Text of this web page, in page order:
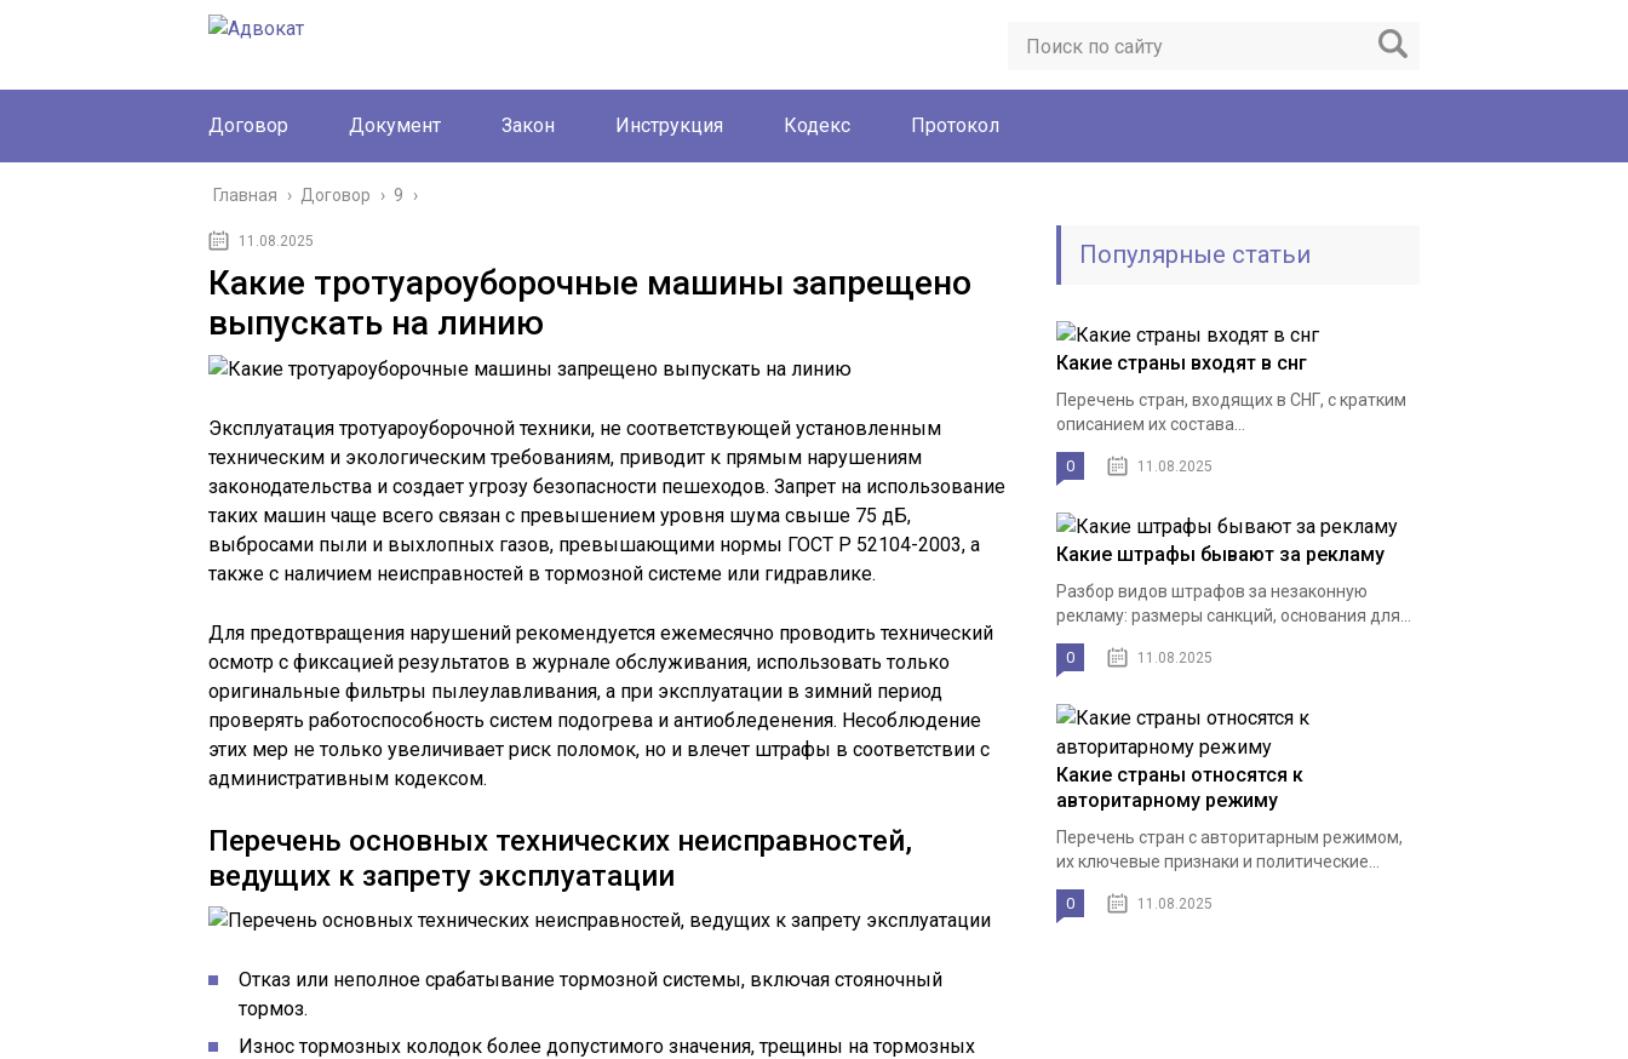
Договор Документ Закон Инструкция Кодекс Протокол
Главная › Договор › 9 ›
11.08.2025
Какие тротуароуборочные машины запрещено
выпускать на линию
Эксплуатация тротуароуборочной техники, не соответствующей установленным
техническим и экологическим требованиям, приводит к прямым нарушениям
законодательства и создает угрозу безопасности пешеходов. Запрет на использование
таких машин чаще всего связан с превышением уровня шума свыше 75 дБ,
выбросами пыли и выхлопных газов, превышающими нормы ГОСТ Р 52104-2003, а
также с наличием неисправностей в тормозной системе или гидравлике.
Для предотвращения нарушений рекомендуется ежемесячно проводить технический
осмотр с фиксацией результатов в журнале обслуживания, использовать только
оригинальные фильтры пылеулавливания, а при эксплуатации в зимний период
проверять работоспособность систем подогрева и антиобледенения. Несоблюдение
этих мер не только увеличивает риск поломок, но и влечет штрафы в соответствии с
административным кодексом.
Перечень основных технических неисправностей,
ведущих к запрету эксплуатации
Отказ или неполное срабатывание тормозной системы, включая стояночный
тормоз.
Износ тормозных колодок более допустимого значения, трещины на тормозных
Популярные статьи
Какие страны входят в снг
Перечень стран, входящих в СНГ, с кратким
описанием их состава...
0 11.08.2025
Какие штрафы бывают за рекламу
Разбор видов штрафов за незаконную
рекламу: размеры санкций, основания для...
0 11.08.2025
Какие страны относятся к
авторитарному режиму
Перечень стран с авторитарным режимом,
их ключевые признаки и политические...
0 11.08.2025